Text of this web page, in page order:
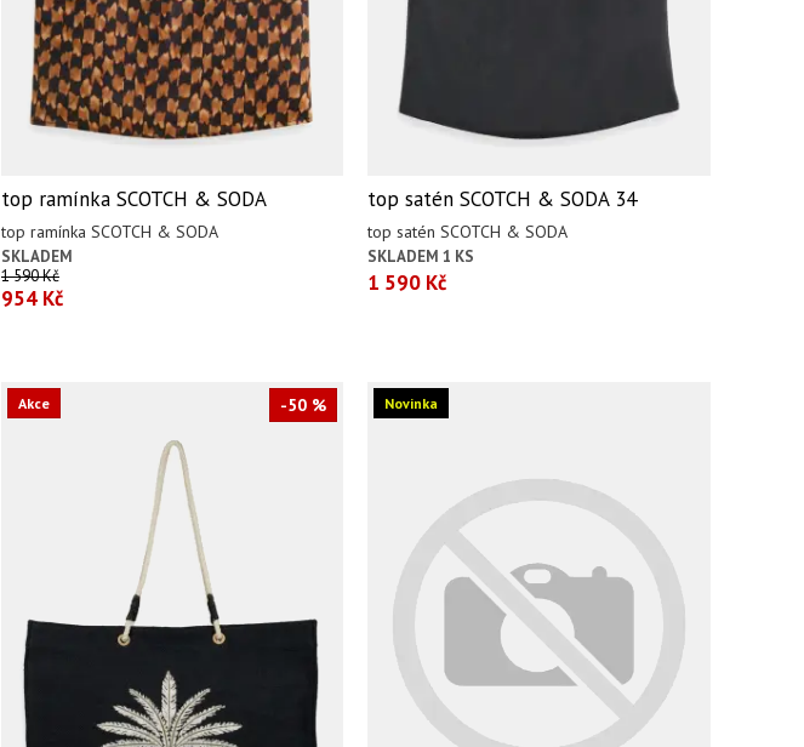
top ramínka SCOTCH & SODA
top ramínka SCOTCH & SODA
SKLADEM
1 590 Kč
954 Kč
top satén SCOTCH & SODA 34
top satén SCOTCH & SODA
SKLADEM 1 KS
1 590 Kč
-50 %
Akce Novinka